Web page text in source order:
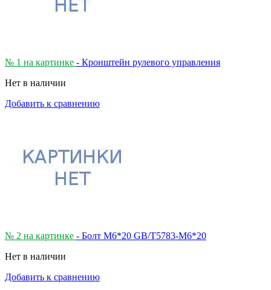
№ 1 на картинке - Кронштейн рулевого управления
Нет в наличии
Добавить к сравнению
№ 2 на картинке - Болт М6*20 GB/T5783-M6*20
Нет в наличии
Добавить к сравнению